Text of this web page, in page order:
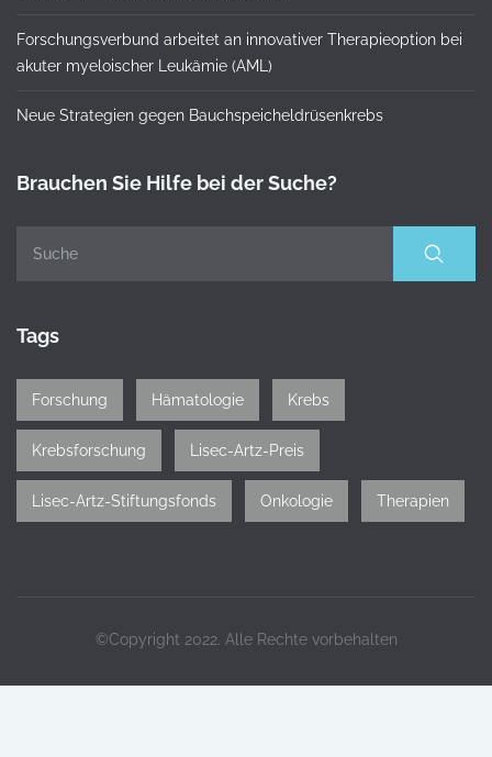
Forschungsverbund arbeitet an innovativer Therapieoption bei
akuter myeloischer Leukämie (AML)
Neue Strategien gegen Bauchspeicheldrüsenkrebs
Brauchen Sie Hilfe bei der Suche?
Tags
Forschung Hämatologie Krebs
Krebsforschung Lisec-Artz-Preis
Lisec-Artz-Stiftungsfonds Onkologie Therapien
©Copyright 2022. Alle Rechte vorbehalten